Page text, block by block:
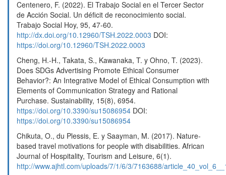
Centenero, F. (2022). El Trabajo Social en el Tercer Sector
de Acción Social. Un déficit de reconocimiento social.
Trabajo Social Hoy, 95, 47-60.
http://dx.doi.org/10.12960/TSH.2022.0003 DOI:
https://doi.org/10.12960/TSH.2022.0003
Cheng, H.-H., Takata, S., Kawanaka, T. y Ohno, T. (2023).
Does SDGs Advertising Promote Ethical Consumer
Behavior?: An Integrative Model of Ethical Consumption with
Elements of Communication Strategy and Rational
Purchase. Sustainability, 15(8), 6954.
https://doi.org/10.3390/su15086954 DOI:
https://doi.org/10.3390/su15086954
Chikuta, O., du Plessis, E. y Saayman, M. (2017). Nature-
based travel motivations for people with disabilities. African
Journal of Hospitality, Tourism and Leisure, 6(1).
http://www.ajhtl.com/uploads/7/1/6/3/7163688/